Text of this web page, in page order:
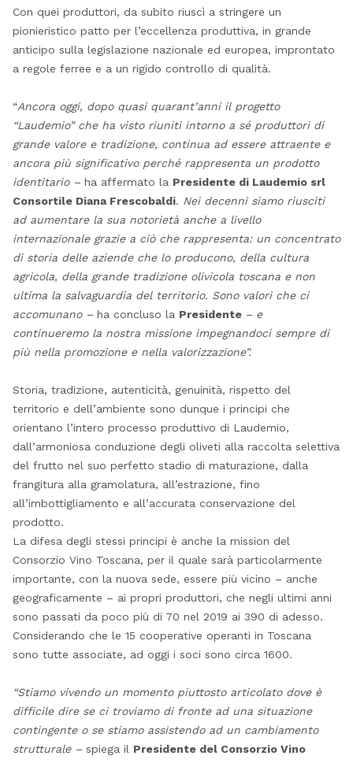
Con quei produttori, da subito riuscì a stringere un
pionieristico patto per l’eccellenza produttiva, in grande
anticipo sulla legislazione nazionale ed europea, improntato
a regole ferree e a un rigido controllo di qualità.
“Ancora oggi, dopo quasi quarant’anni il progetto
“Laudemio” che ha visto riuniti intorno a sé produttori di
grande valore e tradizione, continua ad essere attraente e
ancora più significativo perché rappresenta un prodotto
identitario –ha affermato la Presidente di Laudemio srl
Consortile Diana Frescobaldi. Nei decenni siamo riusciti
ad aumentare la sua notorietà anche a livello
internazionale grazie a ciò che rappresenta: un concentrato
di storia delle aziende che lo producono, della cultura
agricola, della grande tradizione olivicola toscana e non
ultima la salvaguardia del territorio. Sono valori che ci
accomunano – ha concluso la Presidente – e
continueremo la nostra missione impegnandoci sempre di
più nella promozione e nella valorizzazione”.
Storia, tradizione, autenticità, genuinità, rispetto del
territorio e dell’ambiente sono dunque i principi che
orientano l’intero processo produttivo di Laudemio,
dall’armoniosa conduzione degli oliveti alla raccolta selettiva
del frutto nel suo perfetto stadio di maturazione, dalla
frangitura alla gramolatura, all’estrazione, fino
all’imbottigliamento e all’accurata conservazione del
prodotto.
La difesa degli stessi principi è anche la mission del
Consorzio Vino Toscana, per il quale sarà particolarmente
importante, con la nuova sede, essere più vicino – anche
geograficamente – ai propri produttori, che negli ultimi anni
sono passati da poco più di 70 nel 2019 ai 390 di adesso.
Considerando che le 15 cooperative operanti in Toscana
sono tutte associate, ad oggi i soci sono circa 1600.
“Stiamo vivendo un momento piuttosto articolato dove è
difficile dire se ci troviamo di fronte ad una situazione
contingente o se stiamo assistendo ad un cambiamento
strutturale – spiega il Presidente del Consorzio Vino